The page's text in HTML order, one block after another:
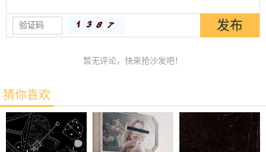
暂无评论，快来抢沙发吧！
猜你喜欢